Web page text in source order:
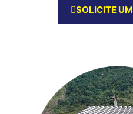
SOLICITE